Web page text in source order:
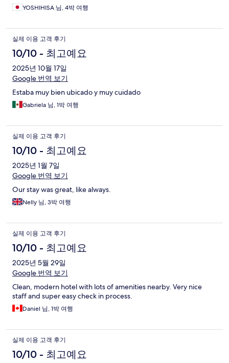
YOSHIHISA 님, 4박 여행
실제 이용 고객 후기
10/10 - 최고예요
2025년 10월 17일
Google 번역 보기
Estaba muy bien ubicado y muy cuidado
Gabriela 님, 1박 여행
실제 이용 고객 후기
10/10 - 최고예요
2025년 1월 7일
Google 번역 보기
Our stay was great, like always.
Nelly 님, 3박 여행
실제 이용 고객 후기
10/10 - 최고예요
2025년 5월 29일
Google 번역 보기
Clean, modern hotel with lots of amenities nearby. Very nice
staff and super easy check in process.
Daniel 님, 1박 여행
실제 이용 고객 후기
10/10 - 최고예요